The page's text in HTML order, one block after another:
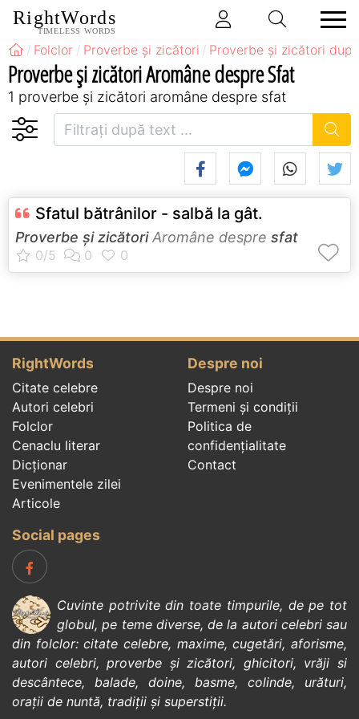
RightWords
TIMELESS WORDS
Folclor Proverbe și zicători Proverbe și zicători
Proverbe și zicători Aromâne despre Sfat
1 proverbe și zicători aromâne despre sfat
Sfatul bătrânilor - salbă la gât.
Proverbe și zicătoriAromâne despre sfat
RightWords
Citate celebre
Autori celebri
Folclor
Cenaclu literar
Dicționar
Evenimentele zilei
Articole
Despre noi
Despre noi
Termeni și condiții
Politica de
confidenţialitate
Contact
Social pages
Cuvinte potrivite din toate timpurile, de pe tot
globul, pe teme diverse, de la autori celebrisau
din folclor:citate celebre, maxime,cugetări,aforisme,
autori celebri,proverbe și zicători, ghicitori, vrăji si
descântece, balade, doine, basme, colinde, urături,
orații de nuntă, tradiții și superstiții.